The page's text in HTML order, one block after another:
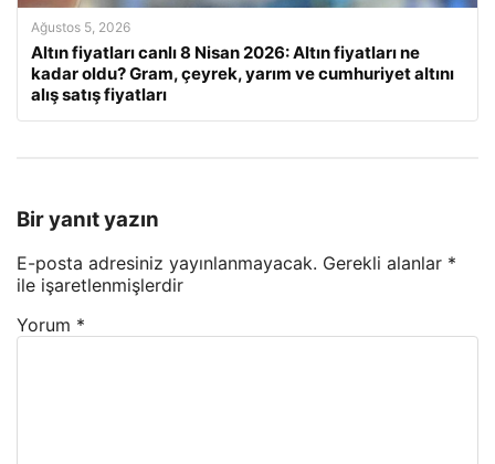
Ağustos 5, 2026
Altın fiyatları canlı 8 Nisan 2026: Altın fiyatları ne
kadar oldu? Gram, çeyrek, yarım ve cumhuriyet altını
alış satış fiyatları
Bir yanıt yazın
E-posta adresiniz yayınlanmayacak. Gerekli alanlar *
ile işaretlenmişlerdir
Yorum *